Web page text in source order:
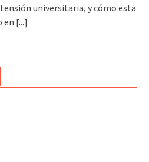
universitaria, y cómo esta
en [...]